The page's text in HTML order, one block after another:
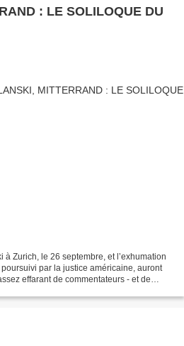
DU
à Zurich, le 26 septembre, et l’exhumation
par la justice américaine, auront
effarant de commentateurs - et de